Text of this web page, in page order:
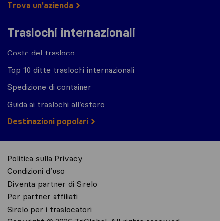
Trova un'azienda
Traslochi internazionali
Costo del trasloco
Top 10 ditte traslochi internazionali
Spedizione di container
Guida ai traslochi all’estero
Destinazioni popolari
Politica sulla Privacy
Condizioni d’uso
Diventa partner di Sirelo
Per partner affiliati
Sirelo per i traslocatori